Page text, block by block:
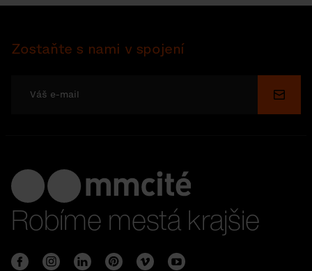
Zostaňte s nami v spojení
Robíme mestá krajšie